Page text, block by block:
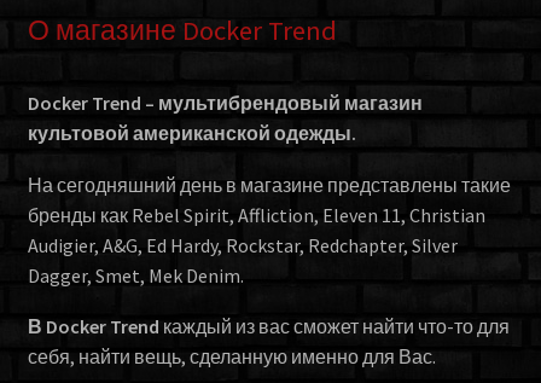
О магазине Docker Trend
Docker Trend – мультибрендовый магазин
культовой американской одежды.
На сегодняшний день в магазине представлены такие
бренды как Rebel Spirit, Affliction, Eleven 11, Christian
Audigier, A&G, Ed Hardy, Rockstar, Redchapter, Silver
Dagger, Smet, Mek Denim.
В Docker Trend каждый из вас сможет найти что-то для
себя, найти вещь, сделанную именно для Вас.